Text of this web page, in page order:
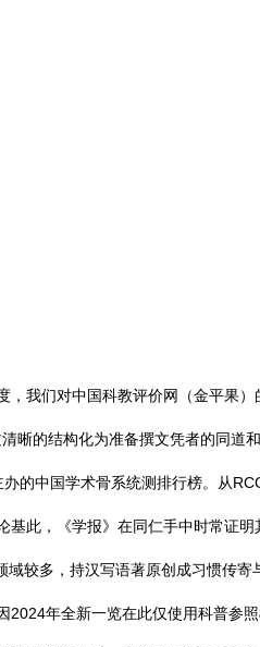
，我们对中国科教评价网（金平果
晰的结构化为准备撰文凭者的同道
的中国学术骨系统测排行榜。从
此，《学报》在同仁手中时常证明
较多，持汉写语著原创成习惯传寄
年全新一览在此仅使用科普参